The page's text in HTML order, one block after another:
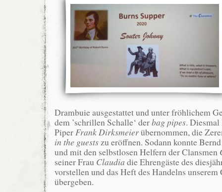
Drambuie ausgestattet und unter fröhlichem
dem ’schrillen Schalle‘ derbag pipes. Diesmal
PiperFrank Dirksmeierübernommen, die
in the guestszu eröffnen. Sodann konnte
und mit den selbstlosen Helfern der Clansmen
seiner Frau Claudia die Ehrengäste des
vorstellen und das Heft des Handelns
übergeben.